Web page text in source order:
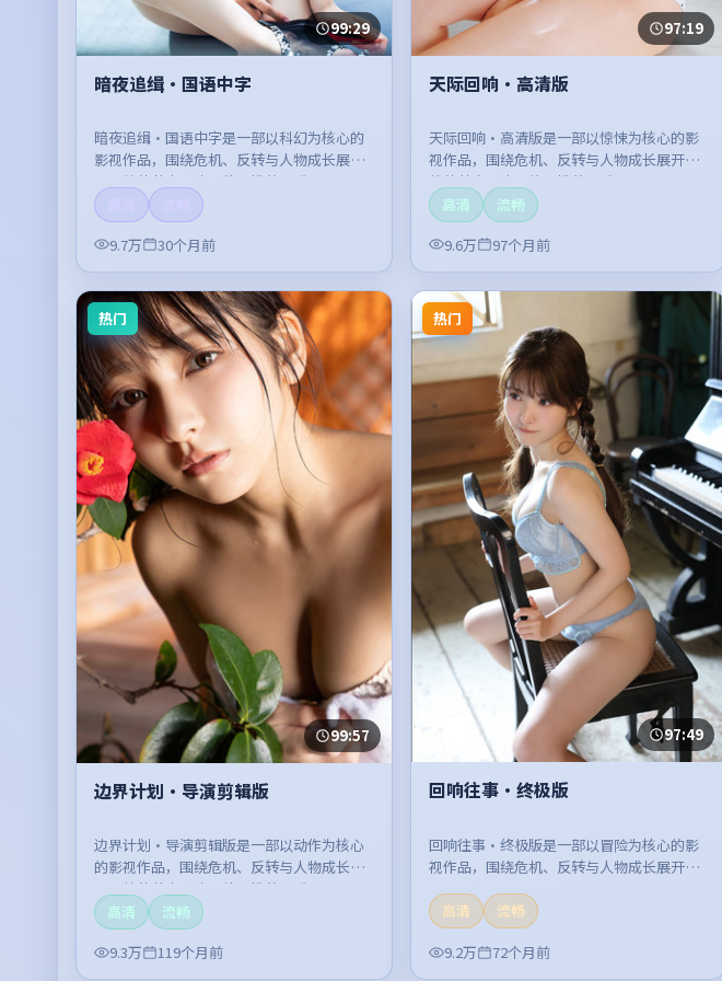
99:29
暗夜追缉·国语中字
暗夜追缉·国语中字是一部以科幻为核心的
影视作品，围绕危机、反转与人物成长展
开，整体节奏紧凑，值得推荐观看。
9.7万
30个月前
97:19
天际回响·高清版
天际回响·高清版是一部以惊悚为核心的影
视作品，围绕危机、反转与人物成长展开，
整体节奏紧凑，值得推荐观看。
高清
流畅
9.6万
97个月前
热门
99:57
边界计划·导演剪辑版
边界计划·导演剪辑版是一部以动作为核心
的影视作品，围绕危机、反转与人物成长展
开，整体节奏紧凑，值得推荐观看。
高清
流畅
9.3万
119个月前
热门
97:49
回响往事·终极版
回响往事·终极版是一部以冒险为核心的影
视作品，围绕危机、反转与人物成长展开，
高清
流畅
9.2万
72个月前